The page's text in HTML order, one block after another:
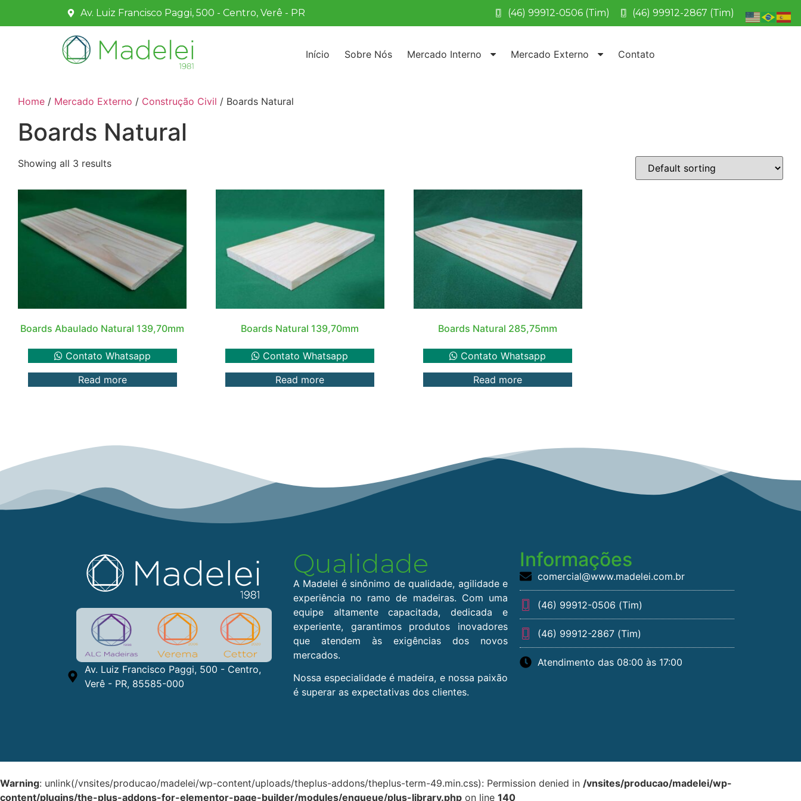
Av. Luiz Francisco Paggi, 500 - Centro, Verê - PR (46) 99912-0506 (Tim) (46) 99912-2867 (Tim)
Início Sobre Nós Mercado Interno Mercado Externo Contato
Home / Mercado Externo / Construção Civil / Boards Natural
Boards Natural
Showing all 3 results
Boards Abaulado Natural 139,70mm
Contato Whatsapp
Read more
Boards Natural 139,70mm
Contato Whatsapp
Read more
Boards Natural 285,75mm
Contato Whatsapp
Read more
Av. Luiz Francisco Paggi, 500 - Centro,
Verê - PR, 85585-000
Qualidade
A Madelei é sinônimo de qualidade, agilidade e
experiência no ramo de madeiras. Com uma
equipe altamente capacitada, dedicada e
experiente, garantimos produtos inovadores
que atendem às exigências dos novos
mercados.
Nossa especialidade é madeira, e nossa paixão
é superar as expectativas dos clientes.
Informações
comercial@www.madelei.com.br
(46) 99912-0506 (Tim)
(46) 99912-2867 (Tim)
Atendimento das 08:00 às 17:00
Warning: unlink(/vnsites/producao/madelei/wp-content/uploads/theplus-addons/theplus-term-49.min.css): Permission denied in /vnsites/producao/madelei/wp-
content/plugins/the-plus-addons-for-elementor-page-builder/modules/enqueue/plus-library.php on line 140